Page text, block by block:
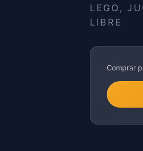
LEGO,
LIBRE
Comprar